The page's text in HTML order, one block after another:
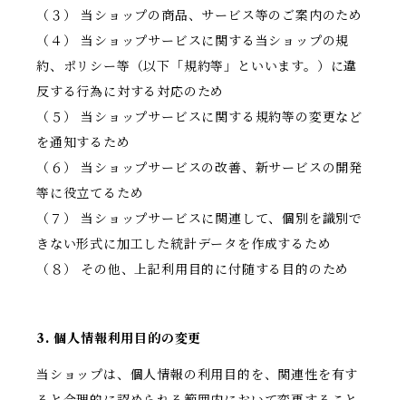
（３） 当ショップの商品、サービス等のご案内のため
（４） 当ショップサービスに関する当ショップの規
約、ポリシー等（以下「規約等」といいます。）に違
反する行為に対する対応のため
（５） 当ショップサービスに関する規約等の変更など
を通知するため
（６） 当ショップサービスの改善、新サービスの開発
等に役立てるため
（７） 当ショップサービスに関連して、個別を識別で
きない形式に加工した統計データを作成するため
（８） その他、上記利用目的に付随する目的のため
3. 個人情報利用目的の変更
当ショップは、個人情報の利用目的を、関連性を有す